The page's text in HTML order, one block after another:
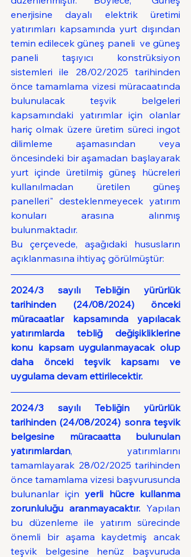
enerjisine dayalı elektrik üretimi
yatırımları kapsamında yurt dışından
temin edilecek güneş paneli  ve güneş
paneli taşıyıcı konstrüksiyon
sistemleri ile 28/02/2025 tarihinden
önce tamamlama vizesi müracaatında
bulunulacak teşvik belgeleri
kapsamındaki yatırımlar için olanlar
hariç olmak üzere üretim süreci ingot
dilimleme aşamasından veya
öncesindeki bir aşamadan başlayarak
yurt içinde üretilmiş güneş hücreleri
kullanılmadan üretilen güneş
panelleri" desteklenmeyecek yatırım
konuları arasına alınmış
bulunmaktadır.
Bu çerçevede, aşağıdaki hususların
açıklanmasına ihtiyaç görülmüştür:
2024/3 sayılı Tebliğin yürürlük
tarihinden (24/08/2024) önceki
müracaatlar kapsamında yapılacak
yatırımlarda tebliğ değişikliklerine
konu kapsam uygulanmayacak olup
daha önceki teşvik kapsamı ve
uygulama devam ettirilecektir.
2024/3 sayılı Tebliğin yürürlük
tarihinden (24/08/2024) sonra teşvik
belgesine müracaatta bulunulan
yatırımlardan, yatırımlarını
tamamlayarak 28/02/2025 tarihinden
önce tamamlama vizesi başvurusunda
bulunanlar için yerli hücre kullanma
zorunluluğu aranmayacaktır. Yapılan
bu düzenleme ile yatırım sürecinde
önemli bir aşama kaydetmiş ancak
teşvik belgesine henüz başvuruda